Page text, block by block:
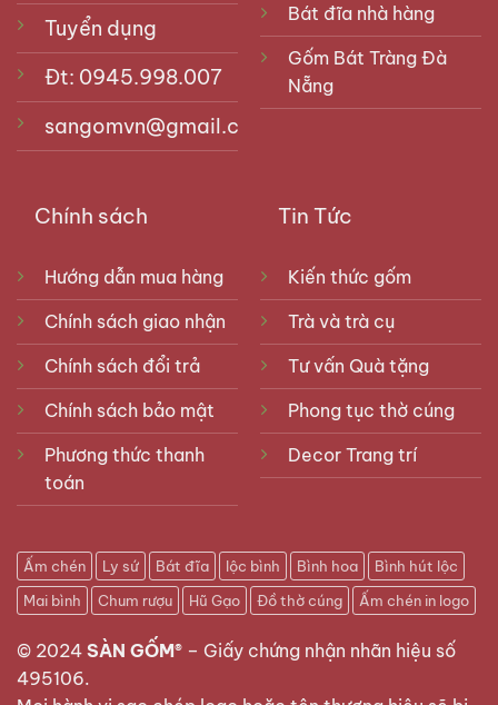
Tuyển dụng
Đt: 0945.998.007
sangomvn@gmail.com
Bát đĩa nhà hàng
Gốm Bát Tràng Đà
Nẵng
Chính sách
Hướng dẫn mua hàng
Chính sách giao nhận
Chính sách đổi trả
Chính sách bảo mật
Phương thức thanh
toán
Tin Tức
Kiến thức gốm
Trà và trà cụ
Tư vấn Quà tặng
Phong tục thờ cúng
Decor Trang trí
Ấm chén Ly sứ Bát đĩa lộc bình Bình hoa
Bình hút lộc
Mai bình
Chum rượu Hũ Gạo Đồ thờ cúng Ấm chén in logo
© 2024 SÀN GỐM® – Giấy chứng nhận nhãn hiệu số
495106.